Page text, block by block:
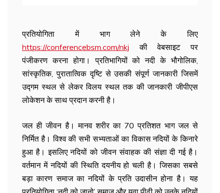
प्रतियोगिता में भाग लेने के लिए
https://conferencebsm.com/nkj की वेबसाइट पर
पंजीकरण करना होगा। प्रतिभागियों को नदी के भौगोलिक,
सांस्कृतिक, पुरातात्विक दृष्टि से उसकी संपूर्ण जानकारी जिसमें
उद्गम स्थल से लेकर विलय स्थल तक की जानकारी जीपीएस
लोकेशन के साथ प्रदान करनी है।
जल ही जीवन है। मानव शरीर का 70 प्रतिशत भाग जल से
निर्मित है। विश्व की सभी सभ्यताओं का विकास नदियों के किनारे
हुआ है। इसलिए नदियों को जीवन संवाहक की संज्ञा दी गई है।
वर्तमान में नदियों की स्थिति दयनीय हो चली है। जिसका सबसे
बड़ा कारण समाज का नदियों के प्रति उदासीन होना है। यह